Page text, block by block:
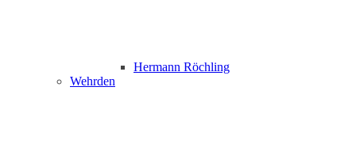
Hermann Röchling
Wehrden